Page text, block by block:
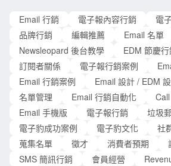
即使收件者未開啟信件，Logo 在信件列
牌曝光次數，
信率，可以考慮優化主旨文案、調整預
跟對話時間更多的，則會談到名單收集
眾、寄送頻率如何、規劃內容策略是什
問諮詢才會說明的內容。而提升點擊率
型、行動呼籲 Call to Action 設計、內文
實這類建議，最好的方式還是要先了解
更準確回應。 不過在這類對談中，因為國外每年都有電子報成
效或是行為的統計報告，同時間也有許
讀，我發現部分行銷人員，在判斷電子
數據差異時，常常會不小心犯了以下三種
Email 行銷 電子報內容行銷
電
品牌行銷
編輯推薦
Email 名單
Newsleopard 後台教學
EDM 節慶行
訂閱者關係
電子報行銷案例
Email 行銷案例
Email 設計 / EDM
名單管理
Email 行銷自動化
Email 手機版
電子報行銷 垃圾
電子豹成功案例
電子豹文化 社
蒐集名單
徵才 消費者預期
SMS 簡訊行銷
會員經營